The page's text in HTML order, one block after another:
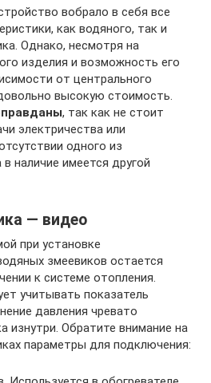
вобрало в себя все
как водяного, так и
Однако, несмотря на
изделия и возможность его
от центрального
высокую стоимость.
, так как не стоит
электричества или
одного из
наличие имеется другой
— видео
при установке
змеевиков остается
к системе отопления.
учитывать показатель
давления чревато
изнутри. Обратите внимание на
параметры для подключения: